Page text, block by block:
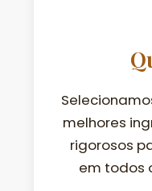
melhores
rigorosos
em todos